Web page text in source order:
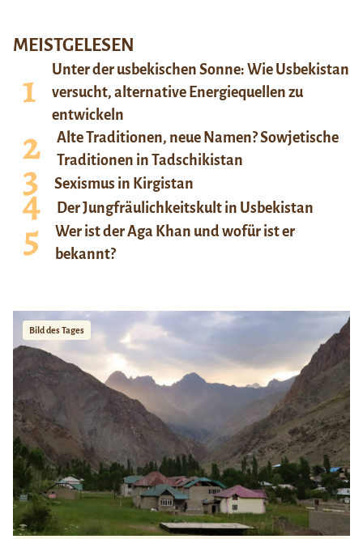
MEISTGELESEN
Unter der usbekischen Sonne: Wie Usbekistan
versucht, alternative Energiequellen zu
entwickeln
Alte Traditionen, neue Namen? Sowjetische
Traditionen in Tadschikistan
Sexismus in Kirgistan
Der Jungfräulichkeitskult in Usbekistan
Wer ist der Aga Khan und wofür ist er
bekannt?
Bild des Tages